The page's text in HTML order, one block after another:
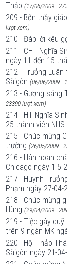
Thảo (17/06/2009 -
209 - Bốn thầy
lượt xem)
210 - Đáp lời kêu
211 - CHT Nghĩa
ngày 11 đến 15
212 - Trưởng
Sàigòn (06/06/2009 -
213 - Gương sáng
23390 lượt xem)
214 - HT Nghĩa
25 thành viên
215 - Chúc mừng
trường (26/05/2009 -
216 - Hân hoan
Chicago ngày 1-5-
217 - Huynh
Phạm ngày 27-04-
218 - Chúc mừng
Hùng (29/04/2009 -
219 - Tiệc gây
trên 9 ngàn MK
220 - Hội Thảo
Sàigòn ngày 21-